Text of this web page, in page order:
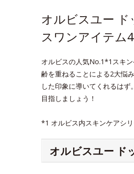
オルビスユー
スワンアイテム
オルビスの人気No.1*1スキ
齢を重ねることによる2大悩
した印象に導いてくれるは
目指しましょう！
*1 オルビス内スキンケアシ
オルビスユー ド